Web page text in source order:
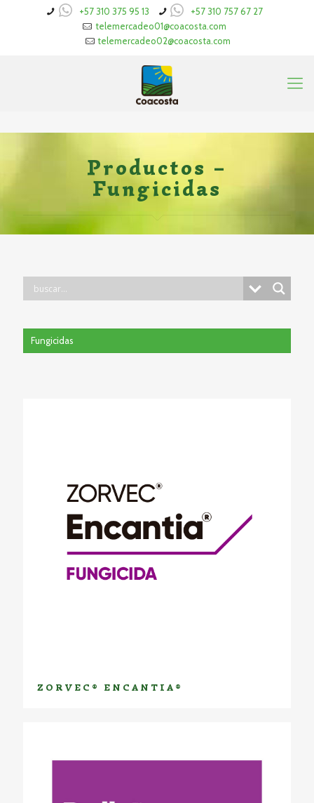
+57 310 375 95 13
+57 310 757 67 27
telemercadeo01@coacosta.com
telemercadeo02@coacosta.com
Productos –
Fungicidas
Fungicidas
ZORVEC® ENCANTIA®